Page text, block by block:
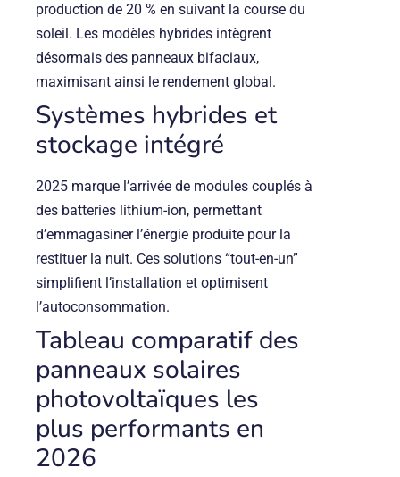
production de 20 % en suivant la course du
soleil. Les modèles hybrides intègrent
désormais des panneaux bifaciaux,
maximisant ainsi le rendement global.
Systèmes hybrides et
stockage intégré
2025 marque l’arrivée de modules couplés à
des batteries lithium-ion, permettant
d’emmagasiner l’énergie produite pour la
restituer la nuit. Ces solutions “tout-en-un”
simplifient l’installation et optimisent
l’autoconsommation.
Tableau comparatif des
panneaux solaires
photovoltaïques les
plus performants en
2026